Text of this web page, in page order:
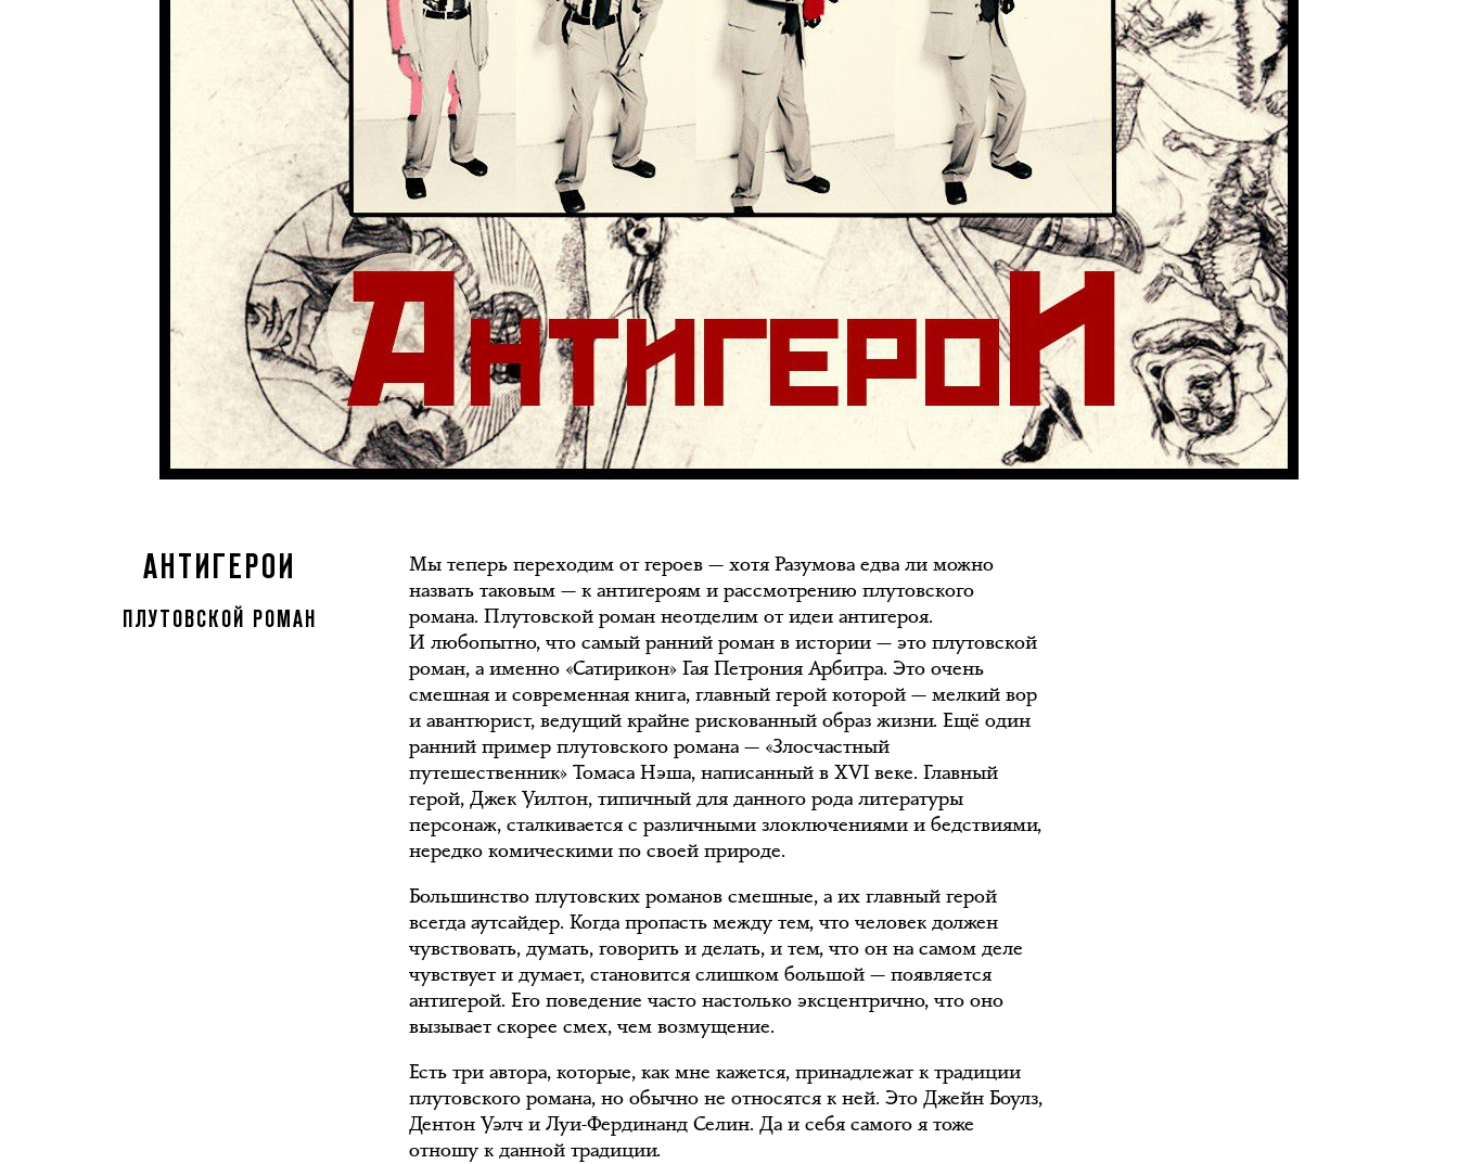
АНТИГЕРОИ
ПЛУТОВСКОЙ РОМАН
Мы теперь переходим от героев — хотя Разумова едва ли можно
назвать таковым — к антигероям и рассмотрению плутовского
романа. Плутовской роман неотделим от идеи антигероя.
И любопытно, что самый ранний роман в истории — это плутовской
роман, а именно «Сатирикон» Гая Петрония Арбитра. Это очень
смешная и современная книга, главный герой которой — мелкий вор
и авантюрист, ведущий крайне рискованный образ жизни. Ещё один
ранний пример плутовского романа — «Злосчастный
путешественник» Томаса Нэша, написанный в XVI веке. Главный
герой, Джек Уилтон, типичный для данного рода литературы
персонаж, сталкивается с различными злоключениями и бедствиями,
нередко комическими по своей природе.
Большинство плутовских романов смешные, а их главный герой
всегда аутсайдер. Когда пропасть между тем, что человек должен
чувствовать, думать, говорить и делать, и тем, что он на самом деле
чувствует и думает, становится слишком большой — появляется
антигерой. Его поведение часто настолько эксцентрично, что оно
вызывает скорее смех, чем возмущение.
Есть три автора, которые, как мне кажется, принадлежат к традиции
плутовского романа, но обычно не относятся к ней. Это Джейн Боулз,
Дентон Уэлч и Луи-Фердинанд Селин. Да и себя самого я тоже
отношу к данной традиции.